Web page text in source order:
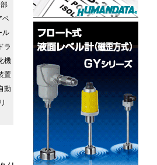
ベ
ル
ラ
機
置
動